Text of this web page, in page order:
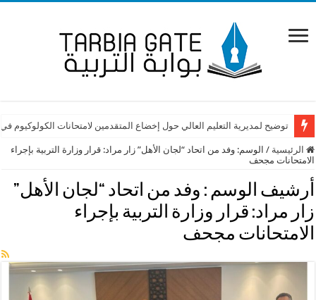
توضيح لمديرية التعليم العالي حول إخضاع المتقدمين لامتحانات الكولوكيوم
الرئيسية / الوسم:وفد من اتحاد “لجان الأهل” زار مراد: قرار وزارة التربية بإجراء
الامتحانات مجحف
أرشيف الوسم : وفد من اتحاد “لجان الأهل”
زار مراد: قرار وزارة التربية بإجراء
الامتحانات مجحف